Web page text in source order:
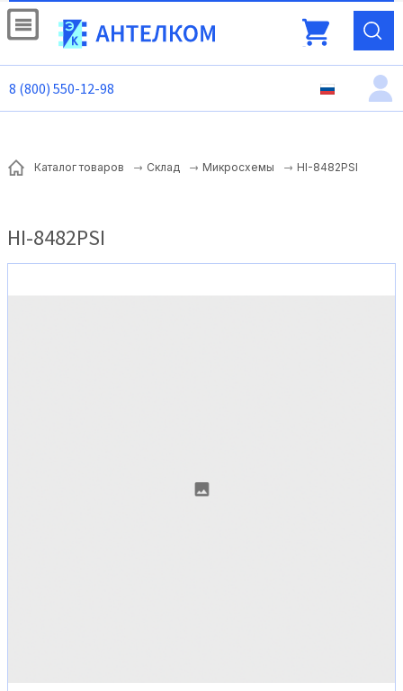
8 (800) 550-12-98
Каталог товаров Склад Микросхемы HI-8482PSI
HI-8482PSI